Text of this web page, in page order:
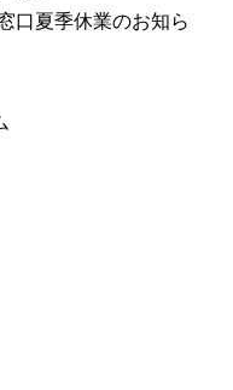
口夏季休業のお知ら